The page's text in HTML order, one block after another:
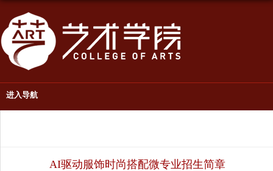
进入导航
AI驱动服饰时尚搭配微专业招生简章